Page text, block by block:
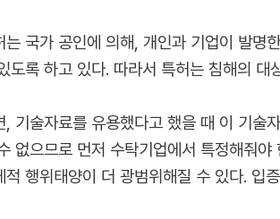
는 국가 공인에 의해, 개인과 기업이 발명
도록 하고 있다. 따라서 특허는 침해의
, 기술자료를 유용했다고 했을 때 이 기술
없으므로 먼저 수탁기업에서 특정해줘
적 행위태양이 더 광범위해질 수 있다. 입